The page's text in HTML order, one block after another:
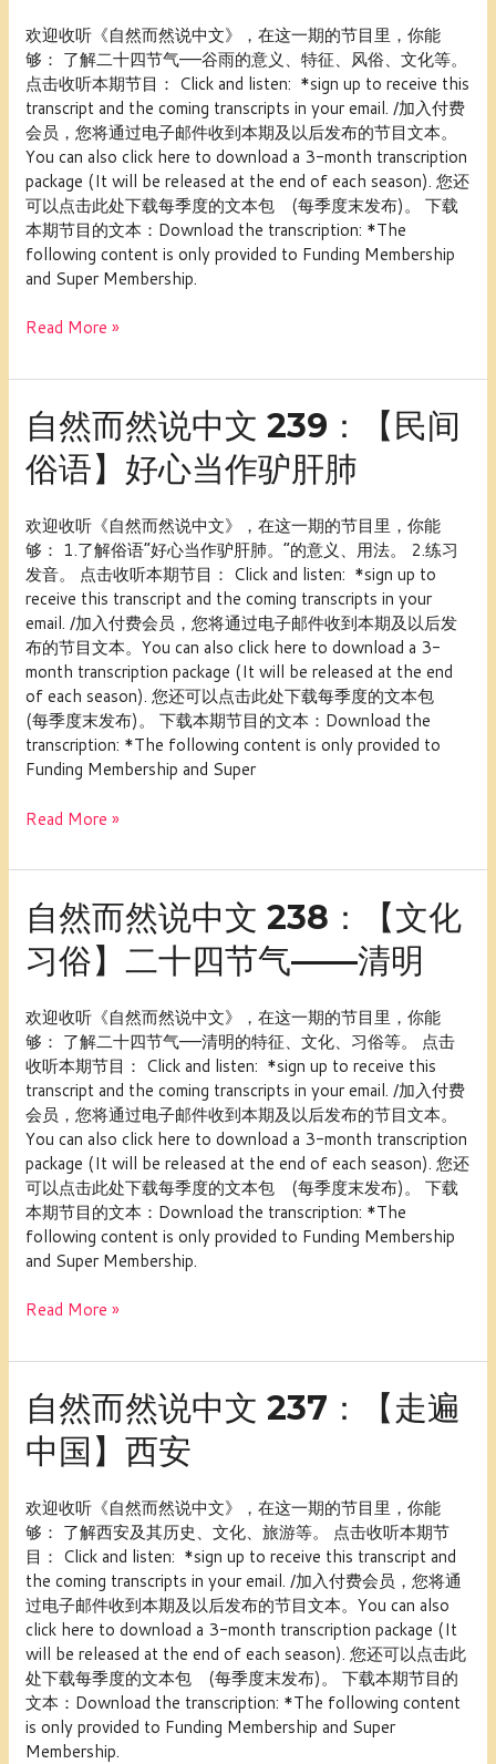
欢迎收听《自然而然说中文》，在这一期的节目里，你能
够： 了解二十四节气——谷雨的意义、特征、风俗、文化等。
点击收听本期节目： Click and listen: *sign up to receive this
transcript and the coming transcripts in your email. /加入付费
会员，您将通过电子邮件收到本期及以后发布的节目文本。
You can also click here to download a 3-month transcription
package (It will be released at the end of each season). 您还
可以点击此处下载每季度的文本包 (每季度末发布)。 下载
本期节目的文本：Download the transcription: *The
following content is only provided to Funding Membership
and Super Membership.
中
文
240：
【文
化
习
俗】
二
十
四
节
——
雨
Read More »
自然而然说中文 239：【民间
俗语】好心当作驴肝肺
欢迎收听《自然而然说中文》，在这一期的节目里，你能
够： 1.了解俗语“好心当作驴肝肺。”的意义、用法。 2.练习
发音。 点击收听本期节目： Click and listen: *sign up to
receive this transcript and the coming transcripts in your
email. /加入付费会员，您将通过电子邮件收到本期及以后发
布的节目文本。You can also click here to download a 3-
month transcription package (It will be released at the end
of each season). 您还可以点击此处下载每季度的文本包
(每季度末发布)。 下载本期节目的文本：Download the
transcription: *The following content is only provided to
Funding Membership and Super
自
然
而
然
中
文
239：
【民
间
俗
语】
好
心
当
作
肝
Read More »
自然而然说中文 238：【文化
习俗】二十四节气——清明
欢迎收听《自然而然说中文》，在这一期的节目里，你能
够： 了解二十四节气——清明的特征、文化、习俗等。 点击
收听本期节目： Click and listen: *sign up to receive this
transcript and the coming transcripts in your email. /加入付费
会员，您将通过电子邮件收到本期及以后发布的节目文本。
You can also click here to download a 3-month transcription
package (It will be released at the end of each season). 您还
可以点击此处下载每季度的文本包 (每季度末发布)。 下载
本期节目的文本：Download the transcription: *The
following content is only provided to Funding Membership
and Super Membership.
自
然
而
中
文
238：
【文
化
习
俗】
二
十
四
节
——
明
Read More »
自然而然说中文 237：【走遍
中国】西安
欢迎收听《自然而然说中文》，在这一期的节目里，你能
够： 了解西安及其历史、文化、旅游等。 点击收听本期节
目： Click and listen: *sign up to receive this transcript and
the coming transcripts in your email. /加入付费会员，您将通
过电子邮件收到本期及以后发布的节目文本。You can also
click here to download a 3-month transcription package (It
will be released at the end of each season). 您还可以点击此
处下载每季度的文本包 (每季度末发布)。 下载本期节目的
文本：Download the transcription: *The following content
is only provided to Funding Membership and Super
Membership.
自
然
而
然
中
文
237：
【走
遍
中
国】
西
安